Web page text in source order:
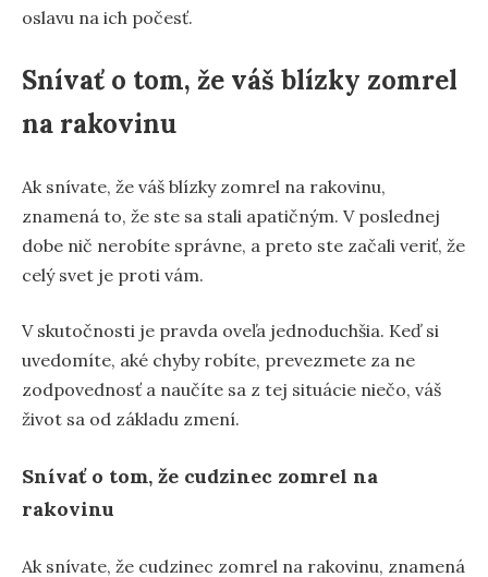
oslavu na ich počesť.
Snívať o tom, že váš blízky zomrel
na rakovinu
Ak snívate, že váš blízky zomrel na rakovinu,
znamená to, že ste sa stali apatičným. V poslednej
dobe nič nerobíte správne, a preto ste začali veriť, že
celý svet je proti vám.
V skutočnosti je pravda oveľa jednoduchšia. Keď si
uvedomíte, aké chyby robíte, prevezmete za ne
zodpovednosť a naučíte sa z tej situácie niečo, váš
život sa od základu zmení.
Snívať o tom, že cudzinec zomrel na
rakovinu
Ak snívate, že cudzinec zomrel na rakovinu, znamená